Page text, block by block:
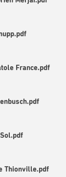
France.pdf
Thionville.pdf